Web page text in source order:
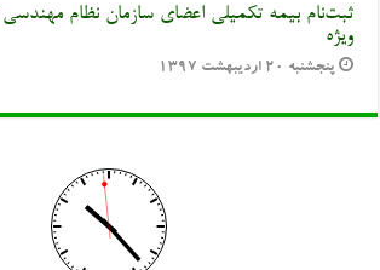
ثبت‌نام بیمه تکمیلی اعضای سازمان نظام
ویژه
پنجشنبه ۲۰ اردیبهشت ۱۳۹۷